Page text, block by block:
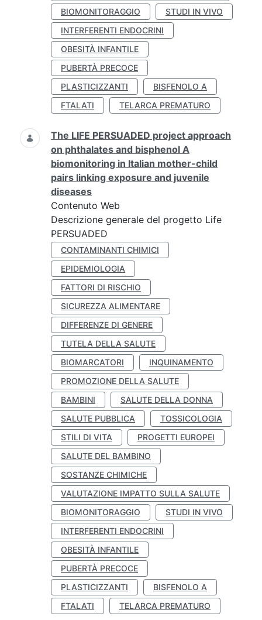
BIOMONITORAGGIO
STUDI IN VIVO
INTERFERENTI ENDOCRINI
OBESITÀ INFANTILE
PUBERTÀ PRECOCE
PLASTICIZZANTI
BISFENOLO A
FTALATI
TELARCA PREMATURO
The LIFE PERSUADED project approach
on phthalates and bisphenol A
biomonitoring in Italian mother-child
pairs linking exposure and juvenile
diseases
Contenuto Web
Descrizione generale del progetto Life
PERSUADED
CONTAMINANTI CHIMICI
EPIDEMIOLOGIA
FATTORI DI RISCHIO
SICUREZZA ALIMENTARE
DIFFERENZE DI GENERE
TUTELA DELLA SALUTE
BIOMARCATORI
INQUINAMENTO
PROMOZIONE DELLA SALUTE
BAMBINI
SALUTE DELLA DONNA
SALUTE PUBBLICA
TOSSICOLOGIA
STILI DI VITA
PROGETTI EUROPEI
SALUTE DEL BAMBINO
SOSTANZE CHIMICHE
VALUTAZIONE IMPATTO SULLA SALUTE
BIOMONITORAGGIO
STUDI IN VIVO
INTERFERENTI ENDOCRINI
OBESITÀ INFANTILE
PUBERTÀ PRECOCE
PLASTICIZZANTI
BISFENOLO A
FTALATI
TELARCA PREMATURO